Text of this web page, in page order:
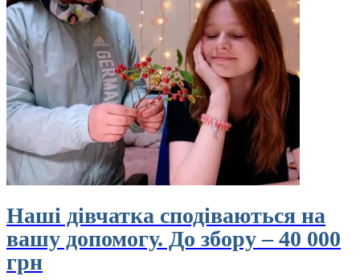
Наші дівчатка сподіваються на
вашу допомогу. До збору – 40 000
грн